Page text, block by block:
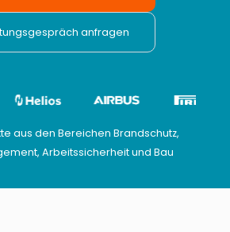
anfragen
aus den Bereichen Brandschutz,
Arbeitssicherheit und Bau